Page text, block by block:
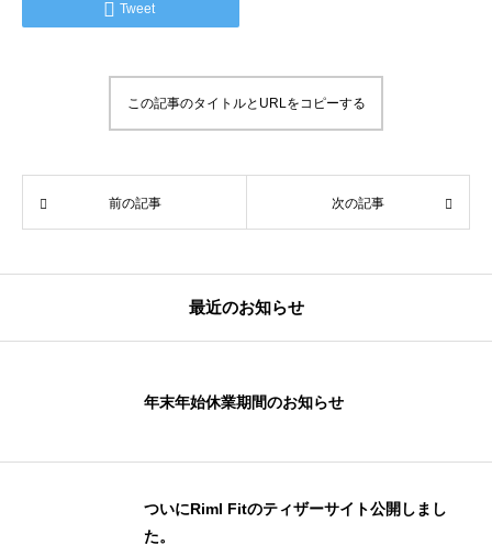
Tweet
この記事のタイトルとURLをコピーする
前の記事 次の記事
最近のお知らせ
年末年始休業期間のお知らせ
ついにRiml Fitのティザーサイト公開しまし
た。